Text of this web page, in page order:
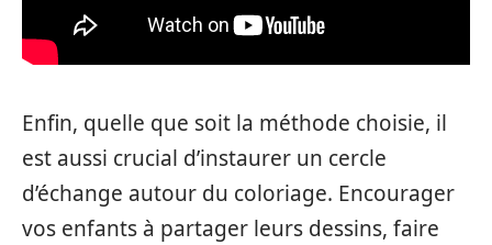
Enfin, quelle que soit la méthode choisie, il
est aussi crucial d’instaurer un cercle
d’échange autour du coloriage. Encourager
vos enfants à partager leurs dessins, faire